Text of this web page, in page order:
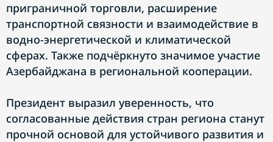
приграничной торговли, расширение
транспортной связности и взаимодействие в
водно-энергетической и климатической
сферах. Также подчёркнуто значимое участие
Азербайджана в региональной кооперации.
Президент выразил уверенность, что
согласованные действия стран региона станут
прочной основой для устойчивого развития и